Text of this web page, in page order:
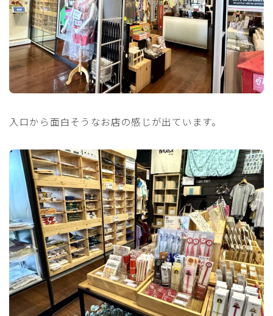
入口から面白そうなお店の感じが出ています。